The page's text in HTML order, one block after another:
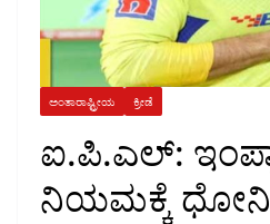
ಅಂತಾರಾಷ್ಟ್ರೀಯ ಕ್ರೀಡೆ
ಐ.ಪಿ.ಎಲ್:
ನಿಯಮಕ್ಕೆ